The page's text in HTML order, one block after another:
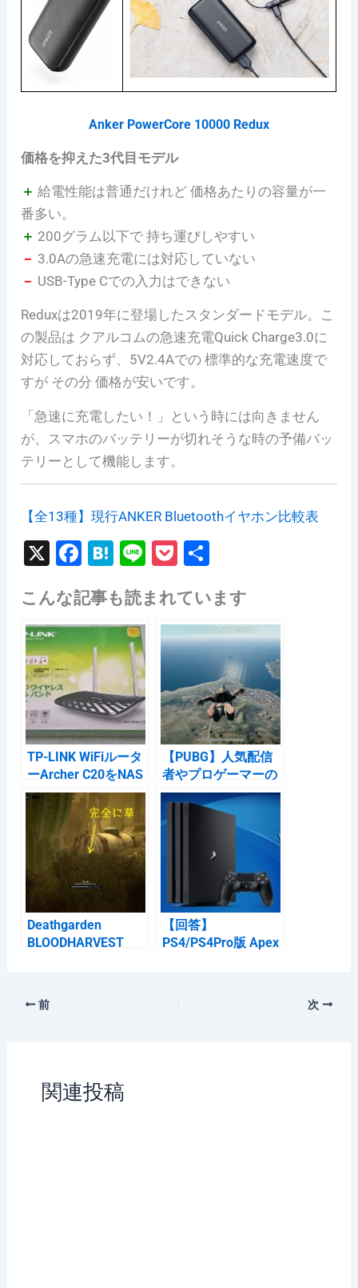
Anker PowerCore 10000 Redux
価格を抑えた3代目モデル
＋ 給電性能は普通だけれど 価格あたりの容量が一
番多い。
＋ 200グラム以下で 持ち運びしやすい
－ 3.0Aの急速充電には対応していない
－ USB-Type Cでの入力はできない
Reduxは2019年に登場したスタンダードモデル。こ
の製品は クアルコムの急速充電Quick Charge3.0に
対応しておらず、5V2.4Aでの 標準的な充電速度で
すが その分 価格が安いです。
「急速に充電したい！」という時には向きません
が、スマホのバッテリーが切れそうな時の予備バッ
テリーとして機能します。
【全13種】現行ANKER Bluetoothイヤホン比較表
X
F
c
e
b
o
o
k
H
e
n
a
Li
e
P
c
k
et
こんな記事も読まれています
TP-LINK WiFiルータ
ーArcher C20をNAS
化する
【PUBG】人気配信
者やプロゲーマーの
方が使っているデバ
イスを調べてみまし
た
Deathgarden
BLOODHARVEST
【回答】
PS4/PS4Pro版 Apex
前 次
関連投稿